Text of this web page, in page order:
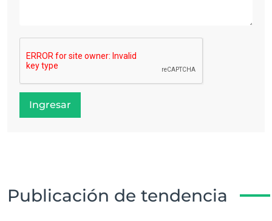
Ingresar
Publicación de tendencia